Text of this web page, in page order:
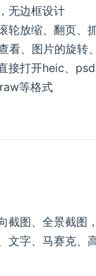
无边框设计
轮放缩、翻页、
看、图片的旋转
接打开heic、
等格式
截图、全景截图
文字、马赛克、